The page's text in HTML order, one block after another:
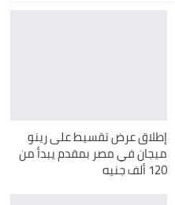
إطلاق عرض تقسيط على رينو
ميجان في مصر بمقدم يبدأ من
120 ألف جنيه